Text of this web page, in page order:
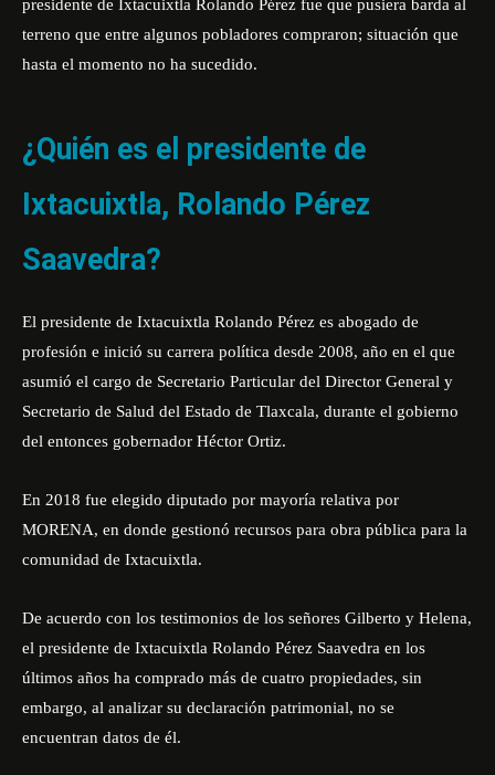
presidente de Ixtacuixtla Rolando Pérez fue que pusiera barda al
terreno que entre algunos pobladores compraron; situación que
hasta el momento no ha sucedido.
¿Quién es el presidente de
Ixtacuixtla, Rolando Pérez
Saavedra?
El presidente de Ixtacuixtla Rolando Pérez es abogado de
profesión e inició su carrera política desde 2008, año en el que
asumió el cargo de Secretario Particular del Director General y
Secretario de Salud del Estado de Tlaxcala, durante el gobierno
del entonces gobernador Héctor Ortiz.
En 2018 fue elegido diputado por mayoría relativa por
MORENA, en donde gestionó recursos para obra pública para la
comunidad de Ixtacuixtla.
De acuerdo con los testimonios de los señores Gilberto y Helena,
el presidente de Ixtacuixtla Rolando Pérez Saavedra en los
últimos años ha comprado más de cuatro propiedades, sin
embargo, al analizar su declaración patrimonial, no se
encuentran datos de él.